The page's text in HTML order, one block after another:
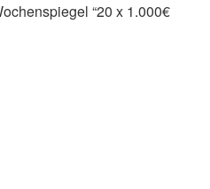
“20 x 1.000€